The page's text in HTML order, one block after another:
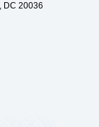
DC 20036